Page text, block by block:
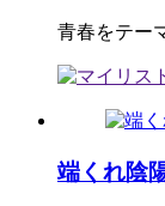
青春をテー
端くれ陰